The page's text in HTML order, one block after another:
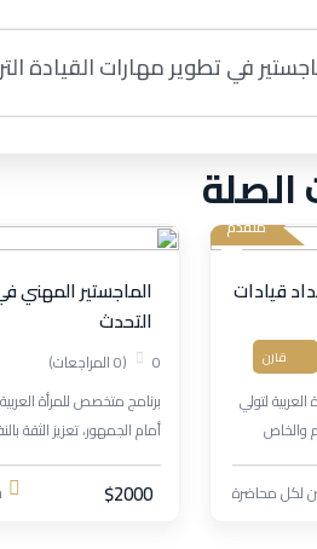
في تطوير مهارات القيادة
الصلة
متقدم
قيادات
قارن
لتولي
والخاص
لكل محاضرة
الماجستير المهني
التحدث
0 (0 المراجعات)
برنامج متخصص للمرأة
أمام الجمهور، تعزيز الثقة
لتحقيق النجاح المهني
$2000